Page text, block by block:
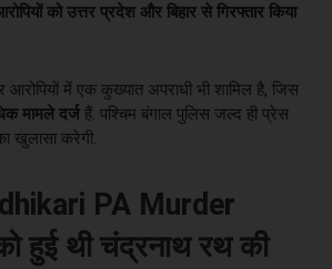
को उत्तर प्रदेश और बिहार से गिरफ्तार किया
आरोपियों में एक कुख्यात अपराधी भी शामिल है, जिस
मामले दर्ज हैं. पश्चिम बंगाल पुलिस जल्द ही प्रेस
खुलासा करेगी.
PA Murder
हुई थी चंद्रनाथ रथ की